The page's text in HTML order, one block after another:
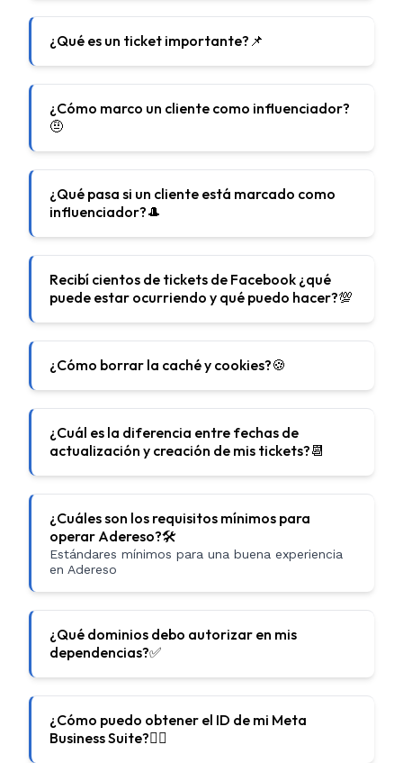
¿Qué es un ticket importante?📌
¿Cómo marco un cliente como influenciador?
🤨
¿Qué pasa si un cliente está marcado como
influenciador?🎩
Recibí cientos de tickets de Facebook ¿qué
puede estar ocurriendo y qué puedo hacer?💯
¿Cómo borrar la caché y cookies?🍪
¿Cuál es la diferencia entre fechas de
actualización y creación de mis tickets?📆
¿Cuáles son los requisitos mínimos para
operar Adereso?🛠
Estándares mínimos para una buena experiencia
en Adereso
¿Qué dominios debo autorizar en mis
dependencias?✅
¿Cómo puedo obtener el ID de mi Meta
Business Suite?🕵🏻